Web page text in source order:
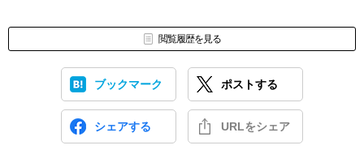
閲覧履歴を見る
ブックマーク ポストする
シェアする URLをシェア